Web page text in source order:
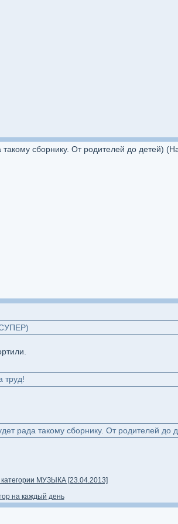
сборнику. От родителей до детей)
труд!
рада такому сборнику. От родителей до
МУЗЫКА [23.04.2013]
на каждый день